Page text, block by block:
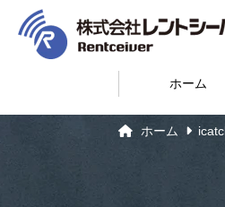
ホーム
ホーム